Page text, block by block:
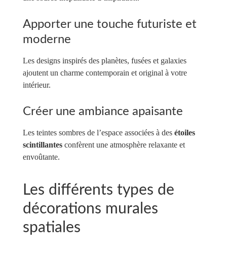
Apporter une touche futuriste et
moderne
Les designs inspirés des planètes, fusées et galaxies
ajoutent un charme contemporain et original à votre
intérieur.
Créer une ambiance apaisante
Les teintes sombres de l’espace associées à des étoiles
scintillantesconfèrent une atmosphère relaxante et
envoûtante.
Les différents types de
décorations murales
spatiales